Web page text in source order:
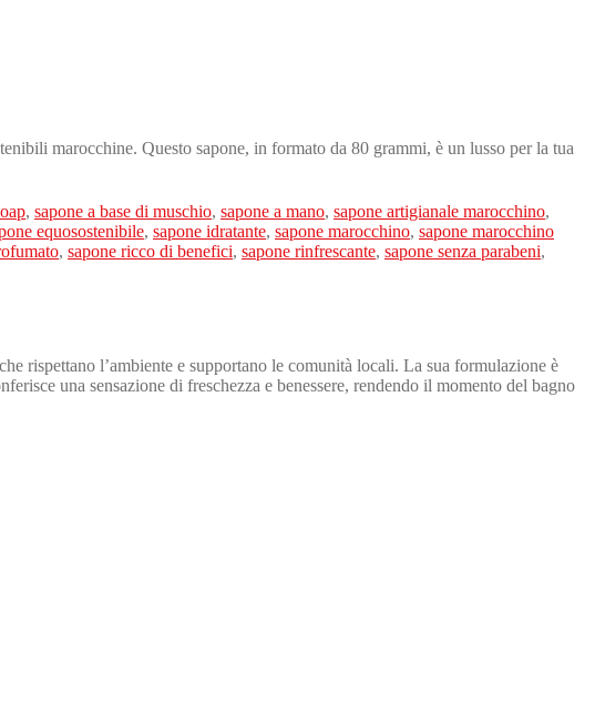
marocchine. Questo sapone, in formato da 80 grammi, è un lusso per la tua
, sapone a base di muschio, sapone a mano, sapone artigianale marocchino,
equosostenibile, sapone idratante, sapone marocchino, sapone marocchino
, sapone ricco di benefici, sapone rinfrescante, sapone senza parabeni,
rispettano l’ambiente e supportano le comunità locali. La sua formulazione è
una sensazione di freschezza e benessere, rendendo il momento del bagno